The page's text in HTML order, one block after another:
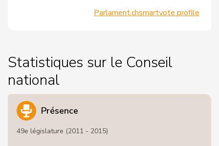
Parlament.chsmartvote profile
Statistiques sur le Conseil
national
Présence
49e législature (2011 - 2015)